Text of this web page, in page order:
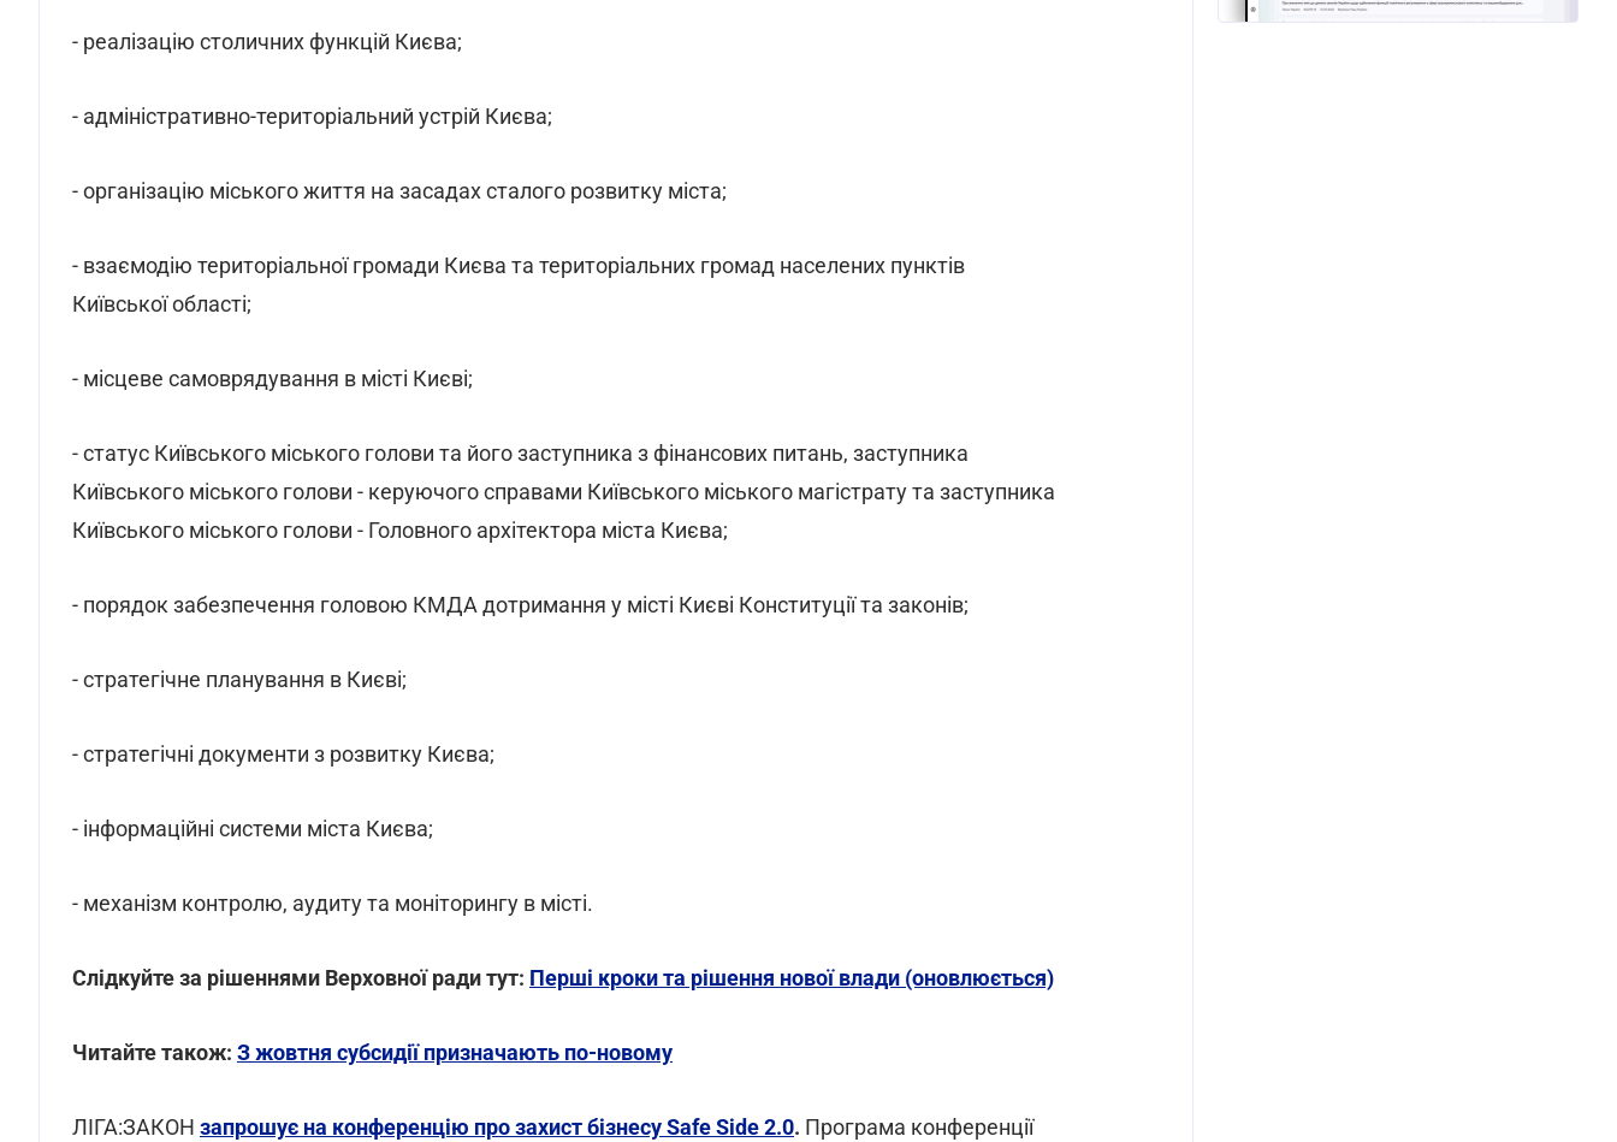
- реалізацію столичних функцій Києва;
- адміністративно-територіальний устрій Києва;
- організацію міського життя на засадах сталого розвитку міста;
- взаємодію територіальної громади Києва та територіальних громад населених пунктів
Київської області;
- місцеве самоврядування в місті Києві;
- статус Київського міського голови та його заступника з фінансових питань, заступника
Київського міського голови - керуючого справами Київського міського магістрату та заступника
Київського міського голови - Головного архітектора міста Києва;
- порядок забезпечення головою КМДА дотримання у місті Києві Конституції та законів;
- стратегічне планування в Києві;
- стратегічні документи з розвитку Києва;
- інформаційні системи міста Києва;
- механізм контролю, аудиту та моніторингу в місті.
Слідкуйте за рішеннями Верховної ради тут: Перші кроки та рішення нової влади (оновлюється)
Читайте також: З жовтня субсидії призначають по-новому
ЛІГА:ЗАКОН запрошує на конференцію про захист бізнесу Safe Side 2.0. Програма конференції